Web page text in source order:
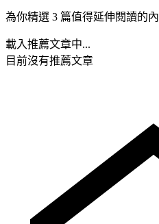
為你精選 3 篇值得延伸閱讀的
載入推薦文章中...
目前沒有推薦文章